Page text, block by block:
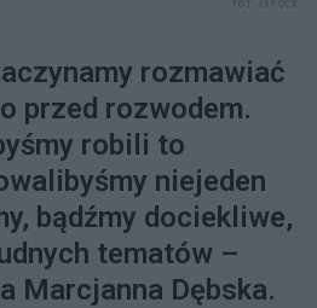
rozmawiać
przed rozwodem.
robili to
niejeden
bądźmy dociekliwe,
tematów –
Marcjanna Dębska.